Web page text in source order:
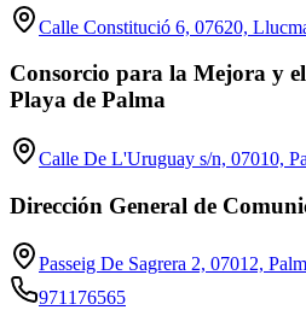
Calle Constitució 6, 07620,
Consorcio para la Mejora y
Playa de Palma
Calle De L'Uruguay s/n, 07010,
Dirección General de
Passeig De Sagrera 2, 07012,
971176565